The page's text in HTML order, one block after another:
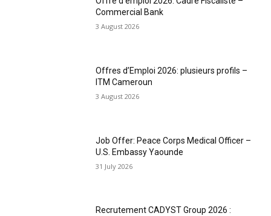
Commercial Bank
3 August 2026
Offres d’Emploi 2026: plusieurs profils –
ITM Cameroun
3 August 2026
Job Offer: Peace Corps Medical Officer –
U.S. Embassy Yaounde
31 July 2026
Recrutement CADYST Group 2026 :